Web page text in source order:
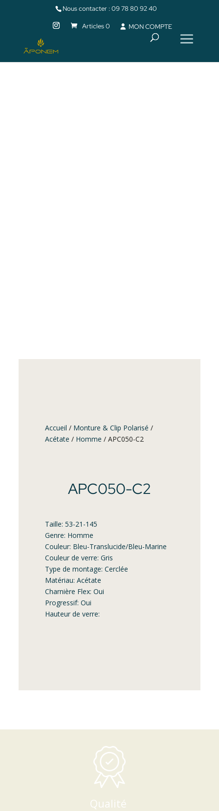
Nous contacter :09 78 80 92 40
Articles 0 MON COMPTE
Accueil / Monture & Clip Polarisé /
Acétate / Homme / APC050-C2
APC050-C2
Taille: 53-21-145
Genre: Homme
Couleur: Bleu-Translucide/Bleu-Marine
Couleur de verre: Gris
Type de montage: Cerclée
Matériau: Acétate
Charnière Flex: Oui
Progressif: Oui
Hauteur de verre:
Qualité